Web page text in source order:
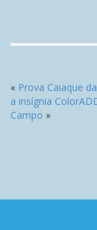
« Prova Caiaque
a insígnia
Campo »